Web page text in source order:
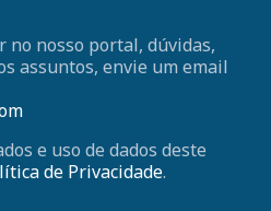
no nosso portal, dúvidas,
assuntos, envie um email
e uso de dados deste
de Privacidade.